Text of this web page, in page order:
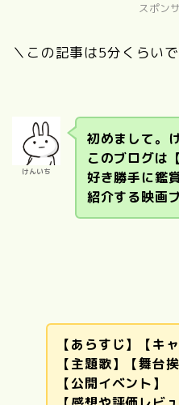
スポン
＼この記事は5分くらい
けんいち
初めまして。
このブログは
好き勝手に鑑
紹介する映画
【あらすじ】【キャ
【主題歌】【舞台挨
【公開イベント】